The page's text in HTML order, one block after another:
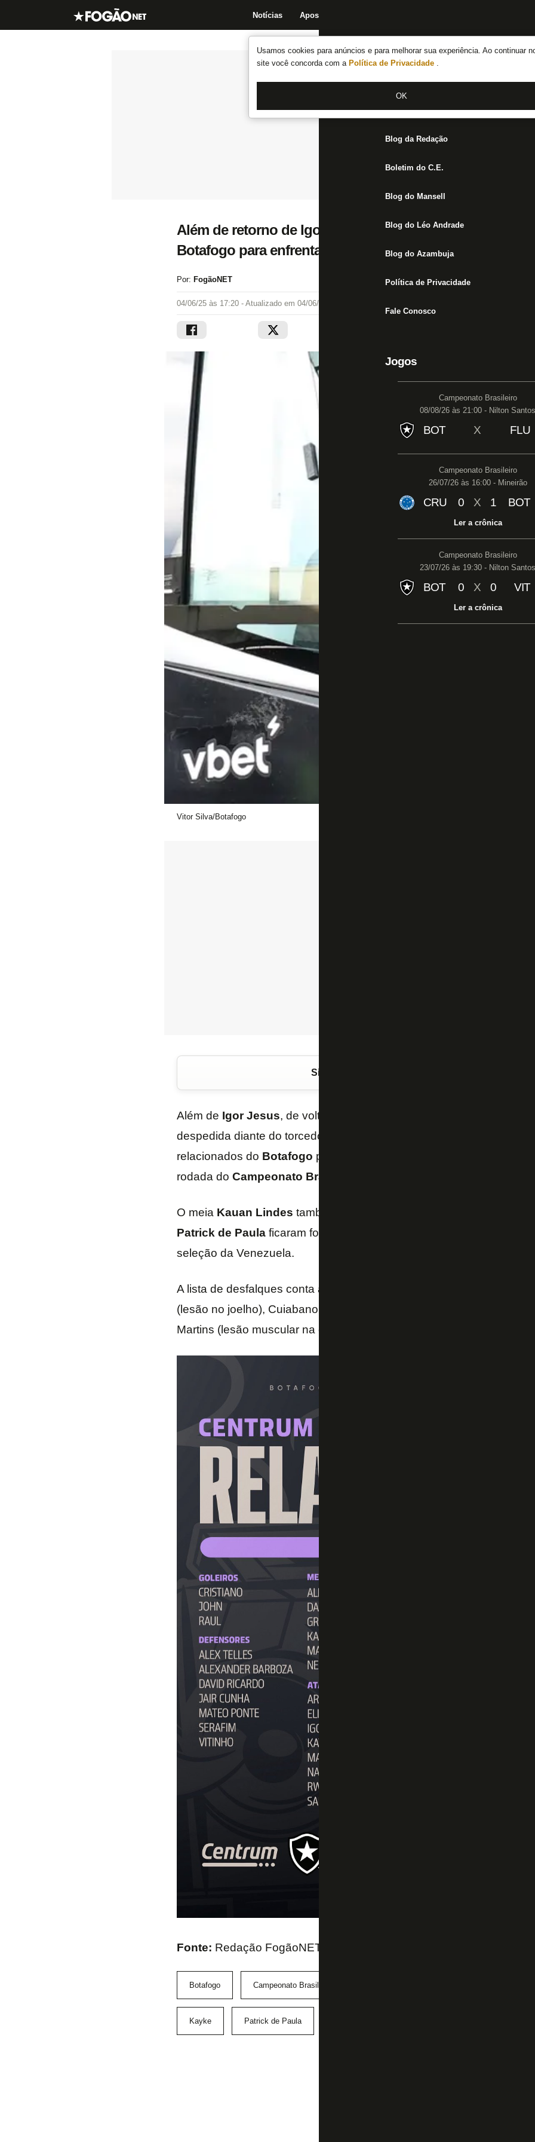
Usamos cookies para anúncios e para melhorar sua experiência. Ao continuar
site você concorda com a Política de Privacidade .
OK
Notícias Apostas
Notícias do Botafogo
Fórum
Jogos
Blog da Redação
Boletim do C.E.
Blog do Mansell
Blog do Léo Andrade
Blog do Azambuja
Política de Privacidade
Fale Conosco
Jogos
Campeonato Brasileiro
08/08/26 às 21:00 - Nilton Santos
BOT X FLU
Campeonato Brasileiro
26/07/26 às 16:00 - Mineirão
CRU 0 X 1 BOT
Ler a crônica
Campeonato Brasileiro
23/07/26 às 19:30 - Nilton Santos
BOT 0 X 0 VIT
Ler a crônica
Além de retorno de Igor Jesus, Kayke é novidade entre
Botafogo para enfrentar o Ceará; Patrick de Paula fica
Por: FogãoNET
04/06/25 às 17:20 - Atualizado em 04/06/25 às 17:27
Vitor Silva/Botafogo
Siga o FogãoNET
Além de Igor Jesus, de volta após ser poupado contra o Santos e
despedida diante do torcedor,
relacionados do Botafogo para enfrentar o
rodada do Campeonato Brasileiro
O meia Kauan Lindes também retorna à lista. Por outro lado, os
Patrick de Paulaficaram fora da relação, assim como
seleção da Venezuela.
A lista de desfalques conta ainda com Léo Linck (lesão no ombro
(lesão no joelho), Cuiabano (dores na coluna), Marçal (dores
Martins (lesão muscular na coxa esquerda) e Jeffinho (artroscopia no
Fonte: Redação FogãoNET
Botafogo Campeonato Brasileiro
Kayke Patrick de Paula